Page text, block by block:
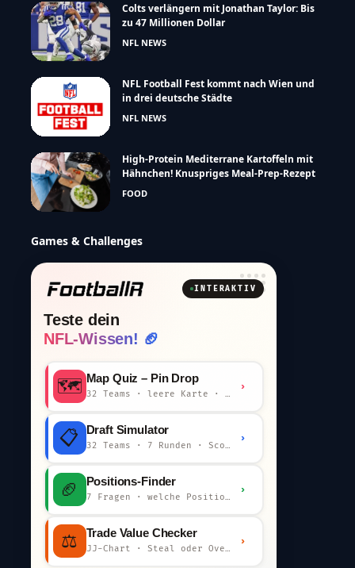
Colts verlängern mit Jonathan Taylor: Bis
zu 47 Millionen Dollar
NFL NEWS
NFL Football Fest kommt nach Wien und
in drei deutsche Städte
NFL NEWS
High-Protein Mediterrane Kartoffeln mit
Hähnchen! Knuspriges Meal-Prep-Rezept
FOOD
Games & Challenges
INTERAKTIV
Teste dein
NFL-Wissen! 🏈
🗺️ Map Quiz – Pin Drop
32 Teams · leere Karte · km-Wertung
›
📋 Draft Simulator
32 Teams · 7 Runden · Scout-Kommentar
›
🏈 Positions-Finder
7 Fragen · welche Position bist du?
›
⚖️ Trade Value Checker
JJ-Chart · Steal oder Overpay?
›